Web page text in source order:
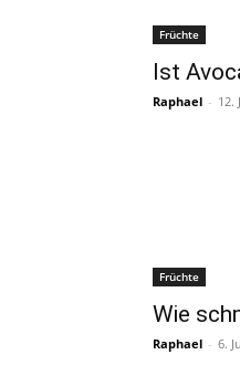
Früchte
Ist
Raphael - 12.
Früchte
Wie
Raphael - 6.